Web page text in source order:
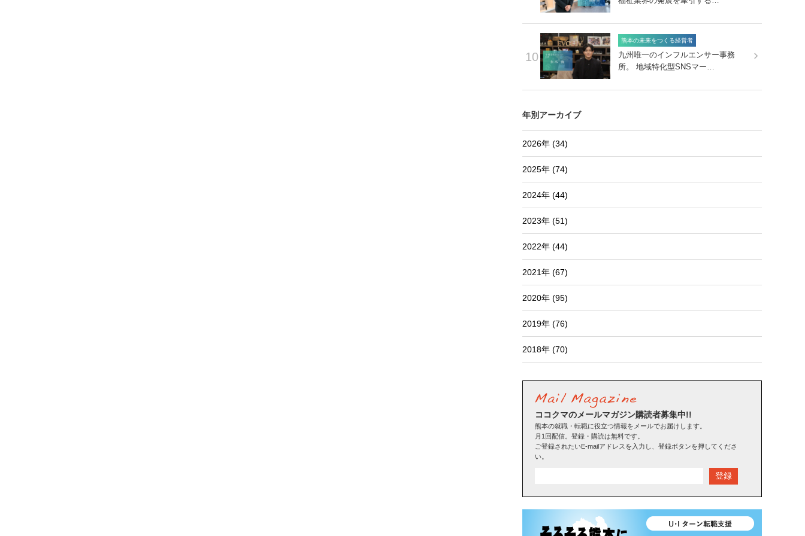
10
熊本の未来をつくる経営者
九州唯一のインフルエンサー事務
所。 地域特化型SNSマー…
年別アーカイブ
2026年 (34)
2025年 (74)
2024年 (44)
2023年 (51)
2022年 (44)
2021年 (67)
2020年 (95)
2019年 (76)
2018年 (70)
ココクマのメールマガジン購読者募集中!!
熊本の就職・転職に役立つ情報をメールでお届けします。
月1回配信。登録・購読は無料です。
ご登録されたいE-mailアドレスを入力し、登録ボタンを押してくださ
い。
登録